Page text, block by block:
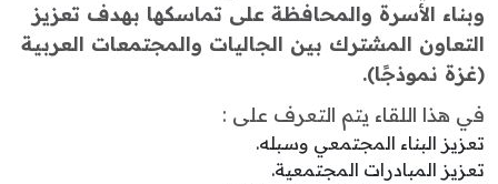
وبناء الأسرة والمحافظة على تماسكها بهدف تعزيز
التعاون المشترك بين الجاليات والمجتمعات العربية
(غزة نموذجًا).
في هذا اللقاء يتم التعرف على :
تعزيز البناء المجتمعي وسبله.
تعزيز المبادرات المجتمعية.